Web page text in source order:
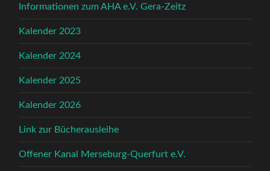
Informationen zum AHA e.V. Gera-Zeitz
Kalender 2023
Kalender 2024
Kalender 2025
Kalender 2026
Link zur Bücherausleihe
Offener Kanal Merseburg-Querfurt e.V.